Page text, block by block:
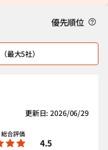
優先順位
最大5社）
更新日: 2026/06/29
総合評価
4.5